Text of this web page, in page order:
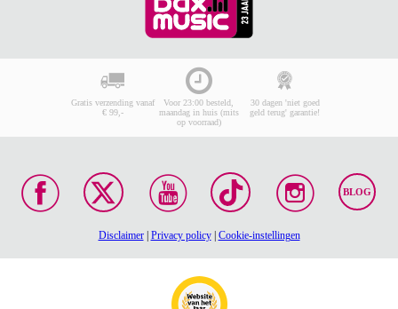
Gratis verzending vanaf
€ 99,-
Voor 23:00 besteld,
maandag in huis (mits
op voorraad)
30 dagen 'niet goed
geld terug' garantie!
BLOG
Disclaimer| Privacy policy| Cookie-instellingen